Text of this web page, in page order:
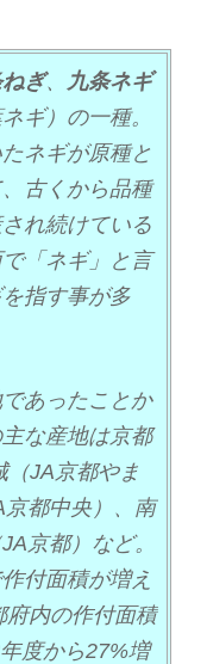
ぎ、
九条ネギ
ギ）の一種。
ネギが原種と
古くから品種
れ続けている
「ネギ」と言
指す事が多
あったことか
な産地は京都
（JA京都やま
都中央）、南
京都）など。
付面積が増え
府内の作付面積
度から27%増